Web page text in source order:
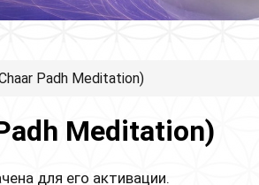
Padh Meditation)
Meditation)
для его активации.